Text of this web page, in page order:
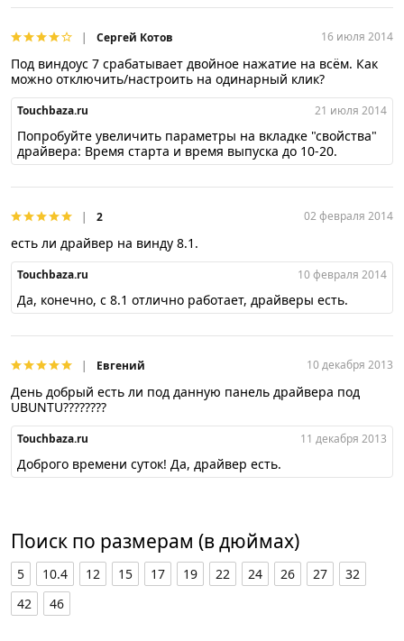
Сергей Котов 16 июля 2014
Под виндоус 7 срабатывает двойное нажатие на всём. Как
можно отключить/настроить на одинарный клик?
Touchbaza.ru 21 июля 2014
Попробуйте увеличить параметры на вкладке "свойства"
драйвера: Время старта и время выпуска до 10-20.
2 02 февраля 2014
есть ли драйвер на винду 8.1.
Touchbaza.ru 10 февраля 2014
Да, конечно, с 8.1 отлично работает, драйверы есть.
Евгений 10 декабря 2013
День добрый есть ли под данную панель драйвера под
UBUNTU????????
Touchbaza.ru 11 декабря 2013
Доброго времени суток! Да, драйвер есть.
Поиск по размерам (в дюймах)
5 10.4 12 15 17 19 22 24 26 27
32
42
46